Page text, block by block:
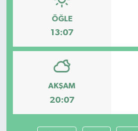
ÖĞLE
13:07
AKŞAM
20:07
Gömeç
Gönen
Havran